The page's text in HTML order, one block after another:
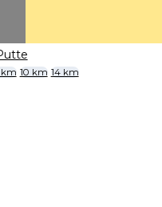
km 10 km 14 km